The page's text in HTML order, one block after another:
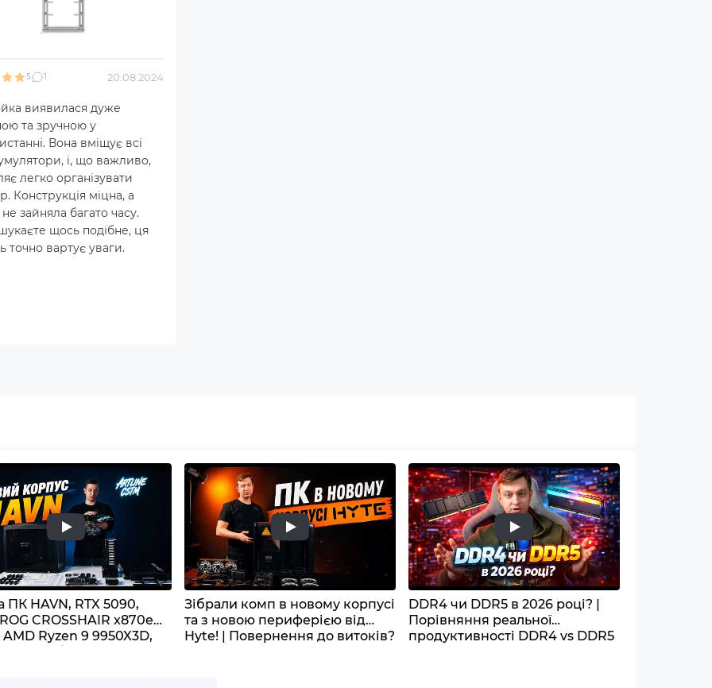
5 1 20.08.2024
виявилася дуже
та зручною у
Вона вміщує всі
і, що важливо,
легко організувати
Конструкція міцна, а
не зайняла багато часу.
щось подібне, ця
точно вартує уваги.
ПК HAVN, RTX 5090,
CROSSHAIR x870e
AMD Ryzen 9 9950X3D,
Зібрали комп в новому корпусі
та з новою периферією від
Hyte! | Повернення до витоків?
DDR4 чи DDR5 в 2026 році? |
Порівняння реальної
продуктивності DDR4 vs DDR5